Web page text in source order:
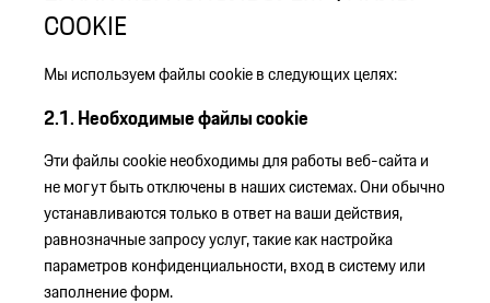
COOKIE
Мы используем файлы cookie в следующих целях:
2.1. Необходимые файлы cookie
Эти файлы cookie необходимы для работы веб-сайта и
не могут быть отключены в наших системах. Они обычно
устанавливаются только в ответ на ваши действия,
равнозначные запросу услуг, такие как настройка
параметров конфиденциальности, вход в систему или
заполнение форм.